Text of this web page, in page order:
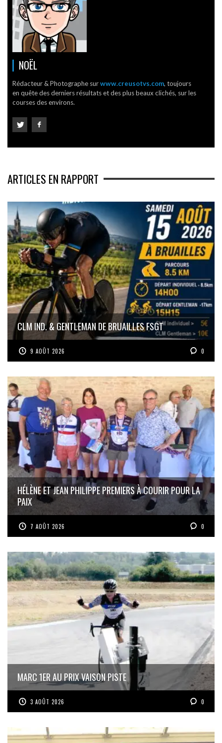
NOËL
Rédacteur & Photographe surwww.creusotvs.com, toujours
en quête des derniers résultats et des plus beaux clichés, sur les
courses des environs.
ARTICLES EN RAPPORT
CLM IND. & GENTLEMAN DE BRUAILLES FSGT
9 AOÛT 2026 0
HÉLÈNE ET JEAN PHILIPPE PREMIERS À COURIR POUR LA
PAIX
7 AOÛT 2026 0
MARC 1ER AU PRIX VAISON PISTE
3 AOÛT 2026 0